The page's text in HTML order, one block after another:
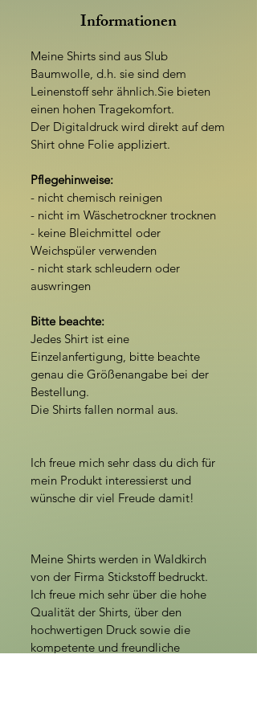
Informationen
Meine Shirts sind aus Slub
Baumwolle, d.h. sie sind dem
Leinenstoff sehr ähnlich.Sie bieten
einen hohen Tragekomfort.
Der Digitaldruck wird direkt auf dem
Shirt ohne Folie appliziert.
Pflegehinweise:
- nicht chemisch reinigen
- nicht im Wäschetrockner trocknen
- keine Bleichmittel oder
Weichspüler verwenden
- nicht stark schleudern oder
auswringen
Bitte beachte:
Jedes Shirt ist eine
Einzelanfertigung, bitte beachte
genau die Größenangabe bei der
Bestellung.
Die Shirts fallen normal aus.
Ich freue mich sehr dass du dich für
mein Produkt interessierst und
wünsche dir viel Freude damit!
Meine Shirts werden in Waldkirch
von der Firma Stickstoff bedruckt.
Ich freue mich sehr über die hohe
Qualität der Shirts, über den
hochwertigen Druck sowie die
kompetente und freundliche